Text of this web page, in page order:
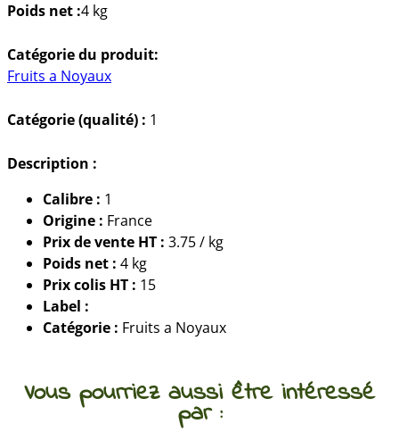
Poids net :4 kg
Catégorie du produit:
Fruits a Noyaux
Catégorie (qualité) : 1
Description :
Calibre : 1
Origine : France
Prix de vente HT : 3.75 / kg
Poids net : 4 kg
Prix colis HT : 15
Label :
Catégorie : Fruits a Noyaux
Vous pourriez aussi être intéressé
par :